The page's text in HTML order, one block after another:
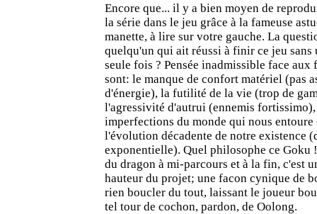
Encore que... il y a bien moyen de
la série dans le jeu grâce à la fameuse
manette, à lire sur votre gauche. La
quelqu'un qui ait réussi à finir ce jeu sans
seule fois ? Pensée inadmissible face aux
sont: le manque de confort matériel (pas
d'énergie), la futilité de la vie (trop de
l'agressivité d'autrui (ennemis fortissimo),
imperfections du monde qui nous
l'évolution décadente de notre existence
exponentielle). Quel philosophe ce Goku
du dragon à mi-parcours et à la fin, c'est
hauteur du projet; une facon cynique de
rien boucler du tout, laissant le joueur
tel tour de cochon, pardon, de Oolong.